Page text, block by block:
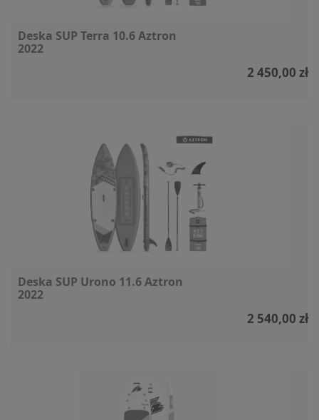
Deska SUP Terra 10.6 Aztron
2022
2 450,00 zł
Deska SUP Urono 11.6 Aztron
2022
2 540,00 zł